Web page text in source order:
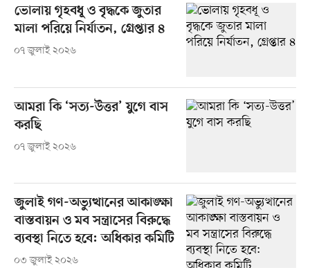
ভোলায় গৃহবধূ ও বৃদ্ধকে জুতার
মালা পরিয়ে নির্যাতন, গ্রেপ্তার ৪
০৭ জুলাই ২০২৬
আমরা কি ‘সত্য-উত্তর’ যুগে বাস
করছি
০৭ জুলাই ২০২৬
জুলাই গণ-অভ্যুত্থানের আকাঙ্ক্ষা
বাস্তবায়ন ও মব সন্ত্রাসের বিরুদ্ধে
ব্যবস্থা নিতে হবে: অধিকার কমিটি
০৩ জুলাই ২০২৬